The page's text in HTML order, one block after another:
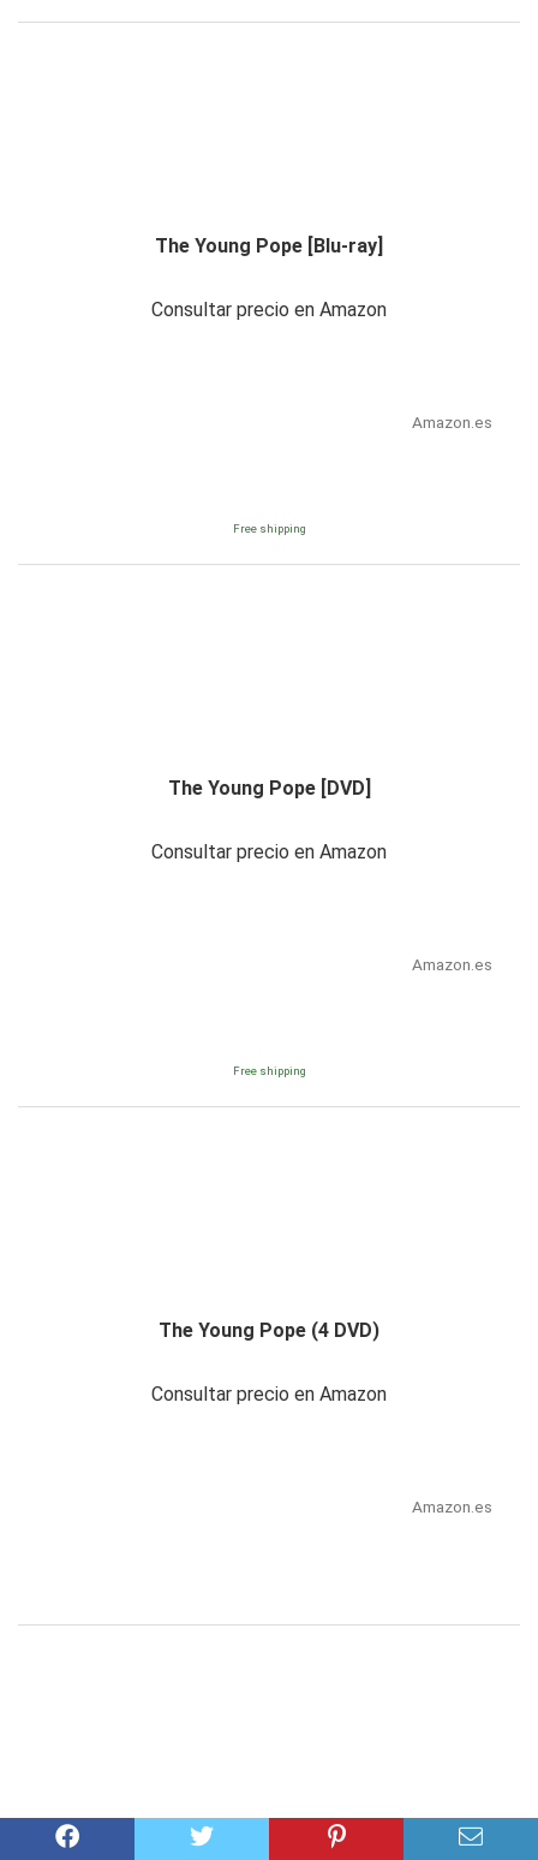
The Young Pope [Blu-ray]
Consultar precio en Amazon
Amazon.es
Free shipping
The Young Pope [DVD]
Consultar precio en Amazon
Amazon.es
Free shipping
The Young Pope (4 DVD)
Consultar precio en Amazon
Amazon.es
Harvest Moon